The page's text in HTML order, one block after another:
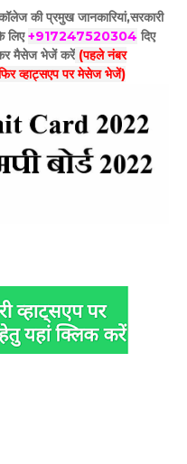
की प्रमुख जानकारियां,सरकारी
लिए+917247520304 दिए
मैसेज भेजें करें (पहले नंबर
व्हाट्सएप पर मेसेज भेजें)